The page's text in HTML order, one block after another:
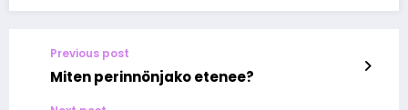
Previous post
Miten perinnönjako etenee?